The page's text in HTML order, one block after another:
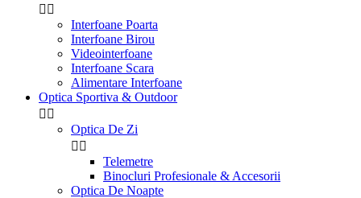
 
Interfoane Poarta
Interfoane Birou
Videointerfoane
Interfoane Scara
Alimentare Interfoane
Optica Sportiva & Outdoor
 
Optica De Zi
 
Telemetre
Binocluri Profesionale & Accesorii
Optica De Noapte